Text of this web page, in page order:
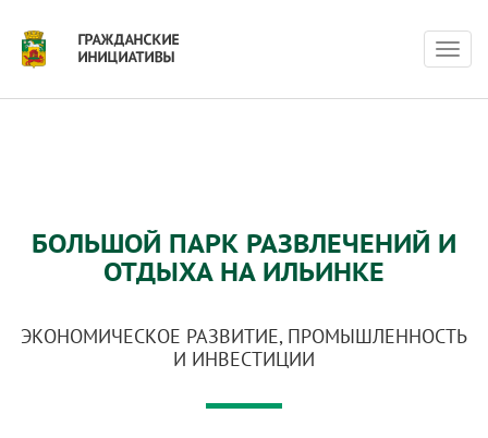
БОЛЬШОЙ ПАРК РАЗВЛЕЧЕНИЙ И
ОТДЫХА НА ИЛЬИНКЕ
ЭКОНОМИЧЕСКОЕ РАЗВИТИЕ, ПРОМЫШЛЕННОСТЬ
И ИНВЕСТИЦИИ